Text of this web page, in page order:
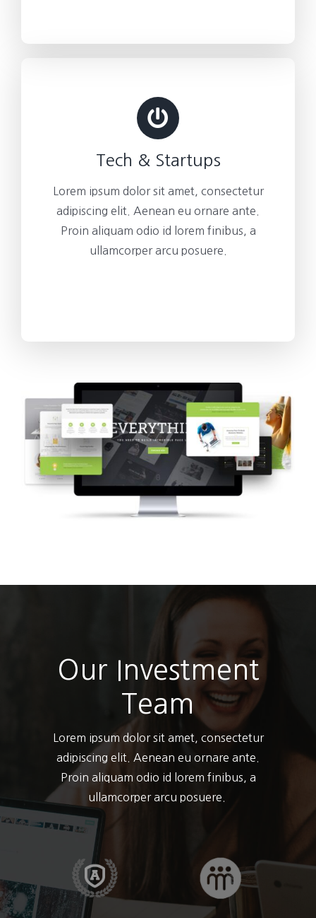
Tech & Startups
Lorem ipsum dolor sit amet, consectetur
adipiscing elit. Aenean eu ornare ante.
Proin aliquam odio id lorem finibus, a
ullamcorper arcu posuere.
Our Investment
Team
Lorem ipsum dolor sit amet, consectetur
adipiscing elit. Aenean eu ornare ante.
Proin aliquam odio id lorem finibus, a
ullamcorper arcu posuere.